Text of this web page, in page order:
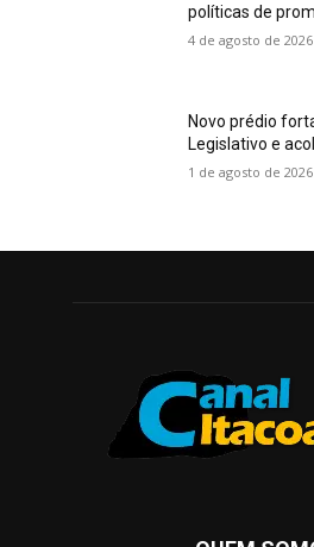
políticas de
4 de agosto de 2026
Novo prédio
Legislativo e
1 de agosto de 2026